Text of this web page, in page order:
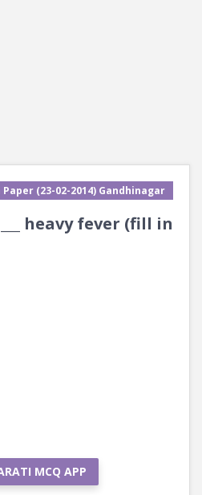
(23-02-2014) Gandhinagar
heavy fever (fill in
MCQ APP